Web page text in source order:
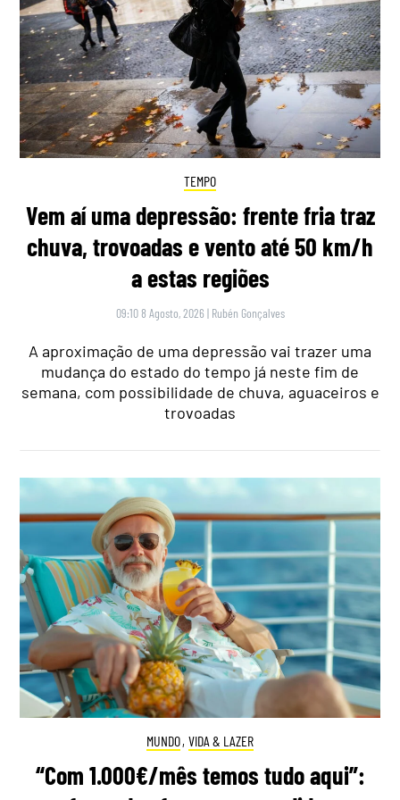
TEMPO
Vem aí uma depressão: frente fria traz
chuva, trovoadas e vento até 50 km/h
a estas regiões
09:10 8 Agosto, 2026 | Rubén Gonçalves
A aproximação de uma depressão vai trazer uma
mudança do estado do tempo já neste fim de
semana, com possibilidade de chuva, aguaceiros e
trovoadas
MUNDO, VIDA & LAZER
“Com 1.000€/mês temos tudo aqui”: